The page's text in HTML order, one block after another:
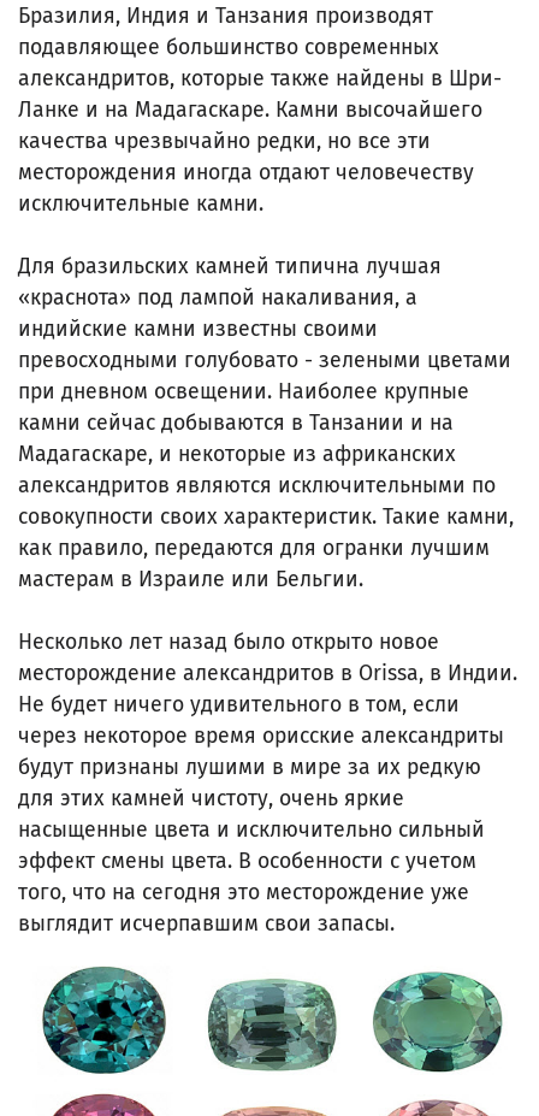
Бразилия, Индия и Танзания производят
подавляющее большинство современных
александритов, которые также найдены в Шри-
Ланке и на Мадагаскаре. Камни высочайшего
качества чрезвычайно редки, но все эти
месторождения иногда отдают человечеству
исключительные камни.
Для бразильских камней типична лучшая
«краснота» под лампой накаливания, а
индийские камни известны своими
превосходными голубовато - зелеными цветами
при дневном освещении. Наиболее крупные
камни сейчас добываются в Танзании и на
Мадагаскаре, и некоторые из африканских
александритов являются исключительными по
совокупности своих характеристик. Такие камни,
как правило, передаются для огранки лучшим
мастерам в Израиле или Бельгии.
Несколько лет назад было открыто новое
месторождение александритов в Orissa, в Индии.
Не будет ничего удивительного в том, если
через некоторое время орисские александриты
будут признаны лушими в мире за их редкую
для этих камней чистоту, очень яркие
насыщенные цвета и исключительно сильный
эффект смены цвета. В особенности с учетом
того, что на сегодня это месторождение уже
выглядит исчерпавшим свои запасы.